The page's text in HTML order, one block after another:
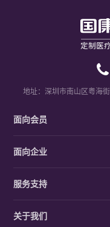
地址：深圳市南山区粤海
面向会员
面向企业
服务支持
关于我们